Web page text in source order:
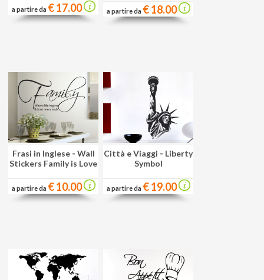
a partire da € 17.00 a partire da € 18.00
Frasi in Inglese - Wall
Stickers Family is Love
a partire da € 10.00
Città e Viaggi - Liberty
Symbol
a partire da € 19.00